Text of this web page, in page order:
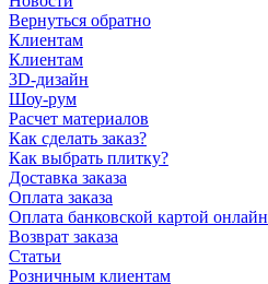
Вернуться обратно
Клиентам
Клиентам
3D-дизайн
Шоу-рум
Расчет материалов
Как сделать заказ?
Как выбрать плитку?
Доставка заказа
Оплата заказа
Оплата банковской картой онлайн
Возврат заказа
Статьи
Розничным клиентам